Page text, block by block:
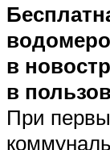
в
в
При